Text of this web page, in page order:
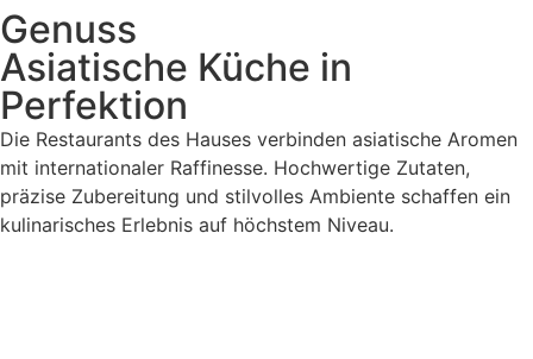
Genuss
Asiatische Küche in
Perfektion
Die Restaurants des Hauses verbinden asiatische Aromen
mit internationaler Raffinesse. Hochwertige Zutaten,
präzise Zubereitung und stilvolles Ambiente schaffen ein
kulinarisches Erlebnis auf höchstem Niveau.